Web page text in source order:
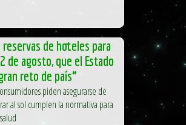
reservas de hoteles para
de agosto, que el Estado
reto de país”
piden asegurarse de
al sol cumplen la normativa para